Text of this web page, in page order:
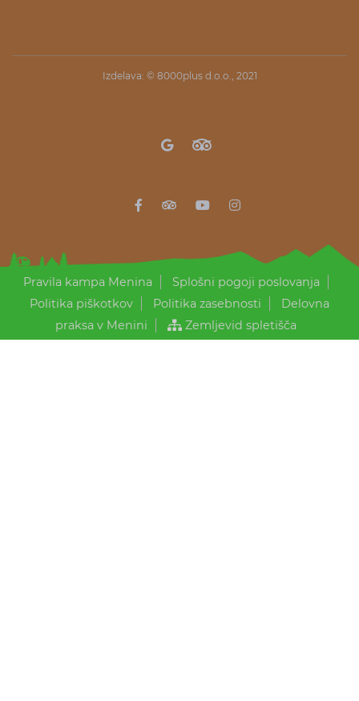
Izdelava: © 8000plus d.o.o., 2021
Pravila kampa Menina
Splošni pogoji poslovanja
Politika piškotkov
Politika zasebnosti
Delovna
praksa v Menini
Zemljevid spletišča